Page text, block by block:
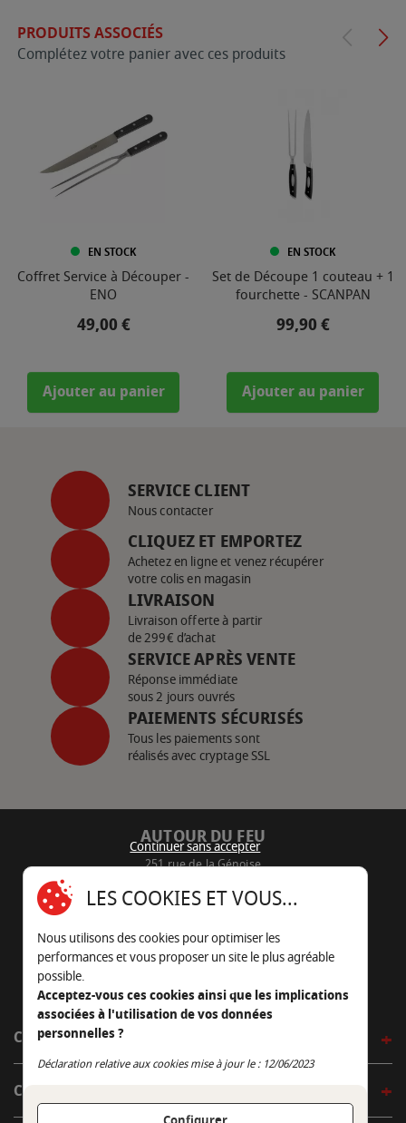
PRODUITS ASSOCIÉS
Complétez votre panier avec ces produits
EN STOCK
Coffret Service à Découper -
ENO
Prix
49,00 €
Ajouter au panier
EN STOCK
Set de Découpe 1 couteau + 1
fourchette - SCANPAN
Prix
99,90 €
Ajouter au panier
SERVICE CLIENT
Nous contacter
CLIQUEZ ET EMPORTEZ
Achetez en ligne et venez récupérer
votre colis en magasin
LIVRAISON
Livraison offerte à partir
de 299€ d’achat
SERVICE APRÈS VENTE
Réponse immédiate
sous 2 jours ouvrés
PAIEMENTS SÉCURISÉS
Tous les paiements sont
réalisés avec cryptage SSL
AUTOUR DU FEU
251 rue de la Génoise
05 45 22 98 09
Nous envoyer un e-mail
CÔTÉ OUTDOOR
CÔTÉ INDOOR
Continuer sans accepter
LES COOKIES ET VOUS...
Nous utilisons des cookies pour optimiser les
performances et vous proposer un site le plus agréable
possible.
Acceptez-vous ces cookies ainsi que les implications
associées à l'utilisation de vos données
personnelles ?
Déclaration relative aux cookies mise à jour le : 12/06/2023
Continuer sans accepter